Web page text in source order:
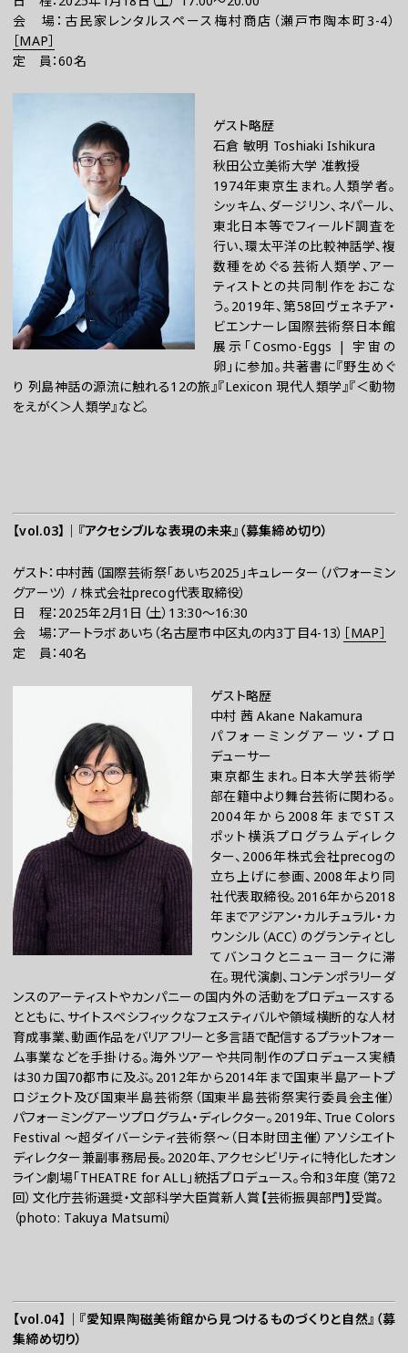
会 場：古民家レンタルスペース梅村商店（瀬戸市陶本町3-4）
［MAP］
定 員：60名
ゲスト略歴
石倉 敏明 Toshiaki Ishikura
秋田公立美術大学 准教授
1974年東京生まれ。人類学者。
シッキム、ダージリン、ネパール、
東北日本等でフィールド調査を
行い、環太平洋の比較神話学、複
数種をめぐる芸術人類学、アー
ティストとの共同制作をおこな
う。2019年、第58回ヴェネチア・
ビエンナーレ国際芸術祭日本館
展示「Cosmo-Eggs | 宇宙の
卵」に参加。共著書に『野生めぐ
り 列島神話の源流に触れる12の旅』『Lexicon 現代人類学』『＜動物
をえがく＞人類学』など。
【vol.03】｜『アクセシブルな表現の未来』（募集締め切り）
ゲスト：中村茜（国際芸術祭「あいち2025」キュレーター（パフォーミン
グアーツ） / 株式会社precog代表取締役）
日 程：2025年2月1日（土）13:30～16:30
会 場：アートラボあいち（名古屋市中区丸の内3丁目4-13） ［MAP］
定 員：40名
ゲスト略歴
中村 茜 Akane Nakamura
パフォーミングアーツ・プロ
デューサー
東京都生まれ。日本大学芸術学
部在籍中より舞台芸術に関わる。
2004年から2008年までSTス
ポット横浜プログラムディレク
ター、2006年株式会社precogの
立ち上げに参画、2008年より同
社代表取締役。2016年から2018
年までアジアン・カルチュラル・カ
ウンシル（ACC）のグランティとし
てバンコクとニューヨークに滞
在。現代演劇、コンテンポラリーダ
ンスのアーティストやカンパニーの国内外の活動をプロデュースする
とともに、サイトスペシフィックなフェスティバルや領域横断的な人材
育成事業、動画作品をバリアフリーと多言語で配信するプラットフォー
ム事業などを手掛ける。海外ツアーや共同制作のプロデュース実績
は30カ国70都市に及ぶ。2012年から2014年まで国東半島アートプ
ロジェクト及び国東半島芸術祭（国東半島芸術祭実行委員会主催）
パフォーミングアーツプログラム・ディレクター。2019年、True Colors
Festival ～超ダイバーシティ芸術祭～（日本財団主催）アソシエイト
ディレクター兼副事務局長。2020年、アクセシビリティに特化したオン
ライン劇場「THEATRE for ALL」統括プロデュース。令和3年度（第72
回）文化庁芸術選奨・文部科学大臣賞新人賞【芸術振興部門】受賞。
（photo: Takuya Matsumi）
【vol.04】｜『愛知県陶磁美術館から見つけるものづくりと自然』（募
集締め切り）